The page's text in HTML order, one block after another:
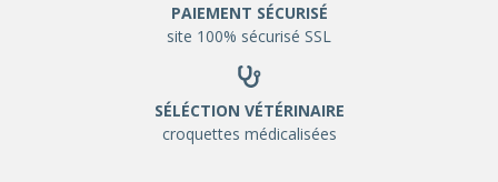
PAIEMENT SÉCURISÉ
site 100% sécurisé SSL
SÉLÉCTION VÉTÉRINAIRE
croquettes médicalisées